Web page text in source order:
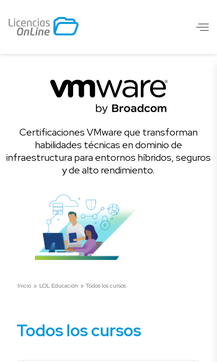
Certificaciones VMware que transforman
habilidades técnicas en dominio de
infraestructura para entornos híbridos, seguros
y de alto rendimiento.
Inicio » LOL Educación » Todos los cursos
Todos los cursos